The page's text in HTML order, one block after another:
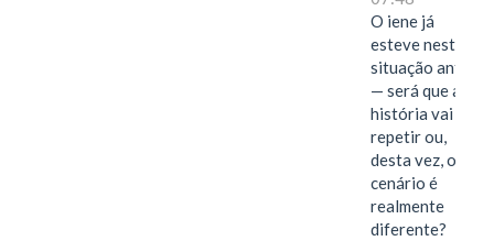
O iene já
esteve nesta
situação antes
— será que a
história vai se
repetir ou,
desta vez, o
cenário é
realmente
diferente?